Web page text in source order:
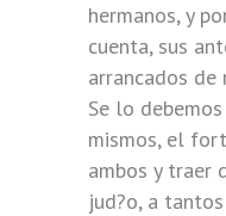
hermanos, y
cuenta, sus
arrancados de
Se lo
mismos, el
ambos y traer
jud?o, a